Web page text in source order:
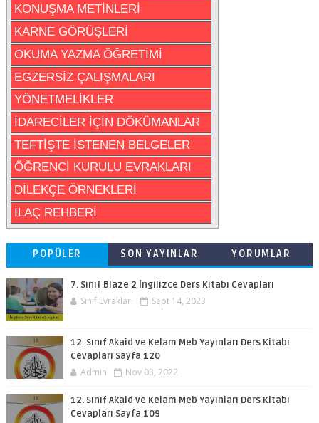
KONUŞMA METİNLERİ
KARNE GÖRÜŞLERİ
OKUMA YAZMA ÖĞRETİMİ
EGZERSİZ ÇALIŞMALARI
YÖNETMELİKLER
İDARECİLER İÇİN DÖKÜMANLAR
TEFTİŞTE İSTENEN BELGELER
ÖĞRENCİ KURULU EVRAKLARI
DİLEKÇE ÖRNEKLERİ
İLAÇ REHBERİ
POPÜLER SON YAYINLAR YORUMLAR
7. Sınıf Blaze 2 İngilizce Ders Kitabı Cevapları
Sınıf Evrakları Sept 14, 2023
12. Sınıf Akaid ve Kelam Meb Yayınları Ders Kitabı
Cevapları Sayfa 120
Admin Nov 03, 2022
12. Sınıf Akaid ve Kelam Meb Yayınları Ders Kitabı
Cevapları Sayfa 109